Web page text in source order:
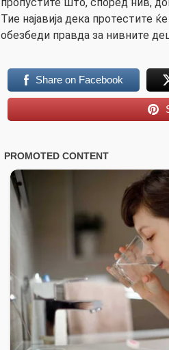
Тие најавија дека протестите
обезбеди правда за нивните
Share on Facebook